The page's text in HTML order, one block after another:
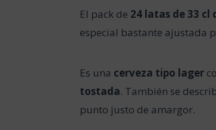
El pack de 24 latas de 33 cl
especial bastante ajustada
Es una cerveza tipo lager
tostada. También se
punto justo de amargor.